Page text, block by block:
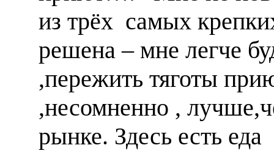
из трёх самых
решена – мне легче
,пережить тяготы
,несомненно ,
рынке. Здесь есть